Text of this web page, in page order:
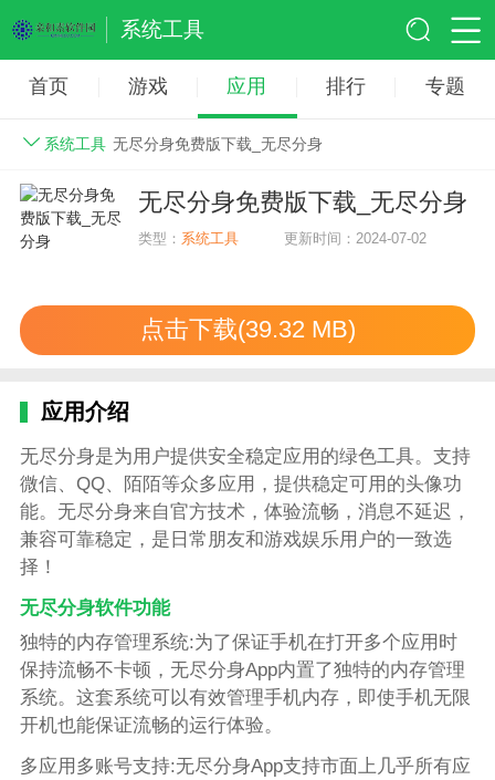
系统工具
首页 游戏 应用 排行 专题
系统工具 无尽分身免费版下载_无尽分身
无尽分身免费版下载_无尽分身
类型： 系统工具 更新时间：2024-07-02
点击下载(39.32 MB)
应用介绍
无尽分身是为用户提供安全稳定应用的绿色工具。支持
微信、QQ、陌陌等众多应用，提供稳定可用的头像功
能。无尽分身来自官方技术，体验流畅，消息不延迟，
兼容可靠稳定，是日常朋友和游戏娱乐用户的一致选
择！
无尽分身软件功能
独特的内存管理系统:为了保证手机在打开多个应用时
保持流畅不卡顿，无尽分身App内置了独特的内存管理
系统。这套系统可以有效管理手机内存，即使手机无限
开机也能保证流畅的运行体验。
多应用多账号支持:无尽分身App支持市面上几乎所有应